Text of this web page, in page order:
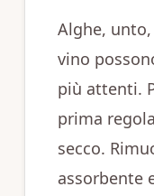
Alghe,
vino
più attenti.
prima
secco.
assorbente